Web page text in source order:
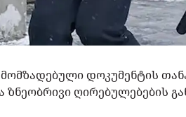
დოკუმენტის
ღირებულებების